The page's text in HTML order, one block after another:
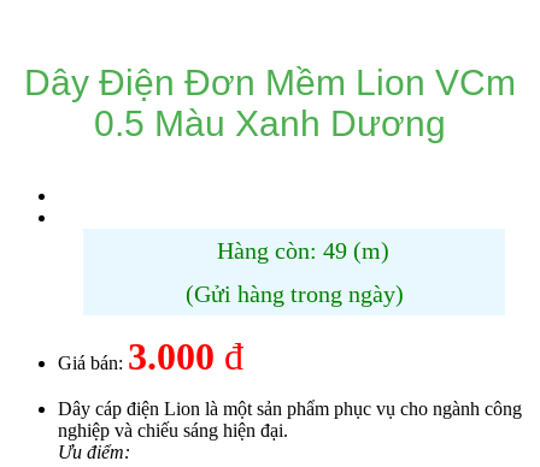
Dây Điện Đơn Mềm Lion VCm
0.5 Màu Xanh Dương
Hàng còn: 49 (m)
(Gửi hàng trong ngày)
Giá bán: 3.000 đ
Dây cáp điện Lion là một sản phẩm phục vụ cho ngành công
nghiệp và chiếu sáng hiện đại.
Ưu điểm: